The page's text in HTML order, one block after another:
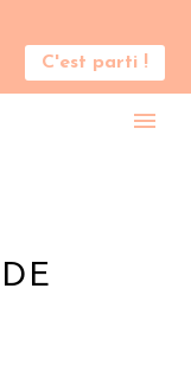
C'est parti !